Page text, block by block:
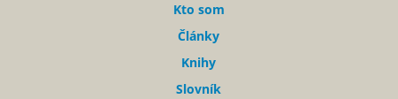
Kto som
Články
Knihy
Slovník